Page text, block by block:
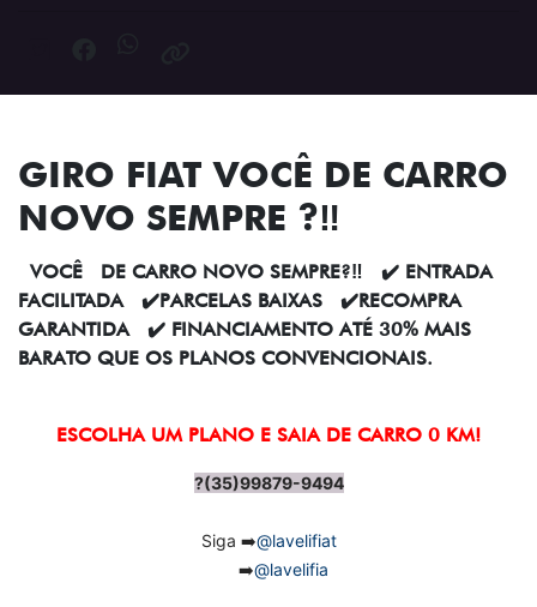
GIRO FIAT VOCÊ DE CARRO
NOVO SEMPRE ?‼️
VOCÊ DE CARRO NOVO SEMPRE?‼️ ✔️ ENTRADA
FACILITADA ✔️PARCELAS BAIXAS ✔️RECOMPRA
GARANTIDA ✔️ FINANCIAMENTO ATÉ 30% MAIS
BARATO QUE OS PLANOS CONVENCIONAIS.
ESCOLHA UM PLANO E SAIA DE CARRO 0 KM!
?(35)99879-9494
Siga ➡️@lavelifiat
➡️@lavelifia